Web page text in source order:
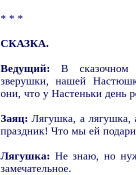
* * *
СКАЗКА.
Ведущий: В сказочном
зверушки, нашей
они, что у Настеньки день
Заяц: Лягушка, а лягушка,
праздник! Что мы ей
Лягушка: Не знаю, но
замечательное.